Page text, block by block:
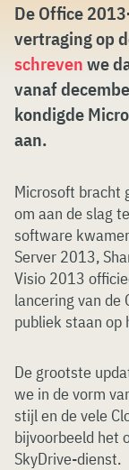
De Office
vertraging op
schrevenwe
vanaf
kondigde
aan.
Microsoft bracht
om aan de slag
software
Server 2013,
Visio 2013
lancering van
publiek staan
De grootste
we in de vorm
stijl en de vele
bijvoorbeeld het
SkyDrive-dienst.